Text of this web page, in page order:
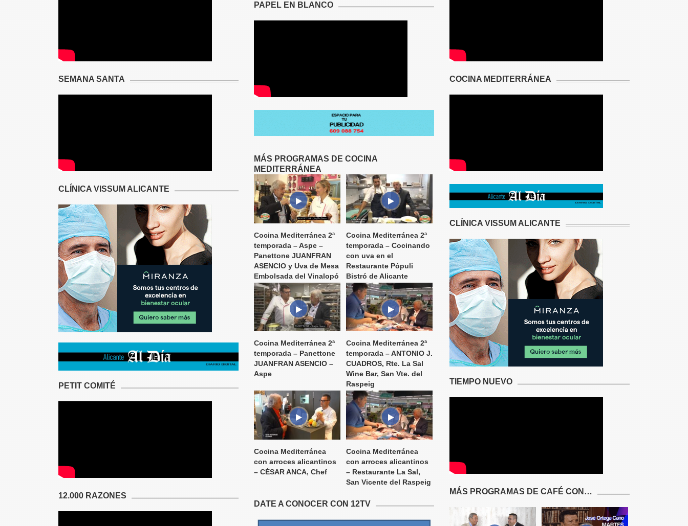
SEMANA SANTA
CLÍNICA VISSUM ALICANTE
PETIT COMITÉ
12.000 RAZONES
PAPEL EN BLANCO
MÁS PROGRAMAS DE COCINA
MEDITERRÁNEA
Cocina Mediterránea 2ª
temporada – Aspe –
Panettone JUANFRAN
ASENCIO y Uva de Mesa
Embolsada del Vinalopó
Cocina Mediterránea 2ª
temporada – Cocinando
con uva en el
Restaurante Pópuli
Bistró de Alicante
Cocina Mediterránea 2ª
temporada – Panettone
JUANFRAN ASENCIO –
Aspe
Cocina Mediterránea 2ª
temporada – ANTONIO J.
CUADROS, Rte. La Sal
Wine Bar, San Vte. del
Raspeig
Cocina Mediterránea
con arroces alicantinos
– CÉSAR ANCA, Chef
Cocina Mediterránea
con arroces alicantinos
– Restaurante La Sal,
San Vicente del Raspeig
DATE A CONOCER CON 12TV
COCINA MEDITERRÁNEA
CLÍNICA VISSUM ALICANTE
TIEMPO NUEVO
MÁS PROGRAMAS DE CAFÉ CON…